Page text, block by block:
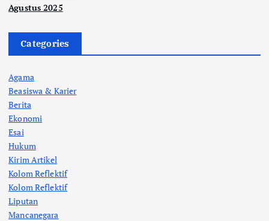
Agustus 2025
Categories
Agama
Beasiswa & Karier
Berita
Ekonomi
Esai
Hukum
Kirim Artikel
Kolom Reflektif
Kolom Reflektif
Liputan
Mancanegara